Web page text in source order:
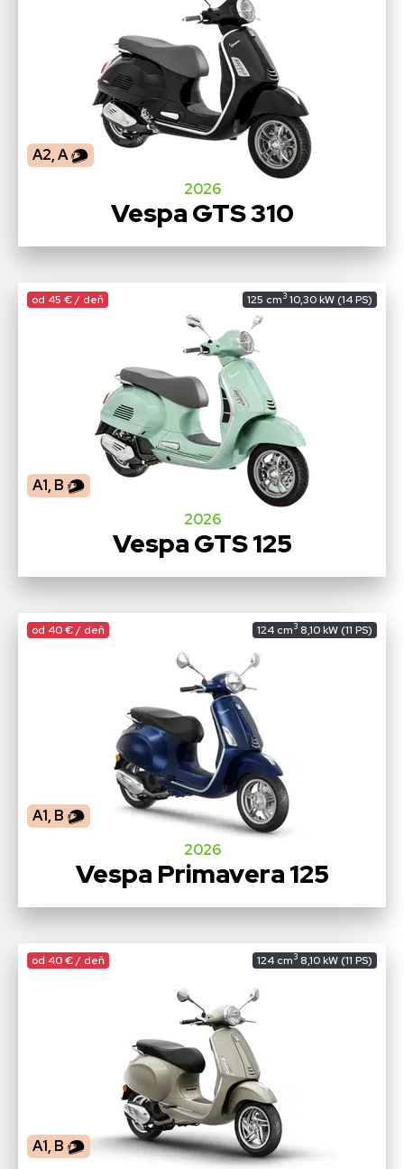
A2, A
2026
Vespa GTS 310
od 45 € / deň 125 cm3 10,30 kW (14 PS)
A1, B
2026
Vespa GTS 125
od 40 € / deň 124 cm3 8,10 kW (11 PS)
A1, B
2026
Vespa Primavera 125
od 40 € / deň 124 cm3 8,10 kW (11 PS)
A1, B